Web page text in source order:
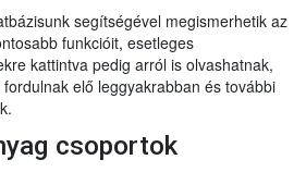
segítségével megismerhetik az
funkcióit, esetleges
kattintva pedig arról is olvashatnak,
elő leggyakrabban és további
csoportok